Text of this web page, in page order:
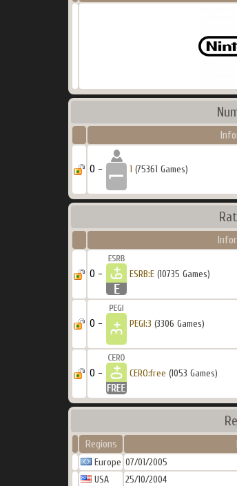
0 - 1 (75361 Games)
0 - ESRB:E (10735 Games)
0 - PEGI:3 (3306 Games)
0 - CERO:free (1053 Games)
Regions
Europe 07/01/2005
USA 25/10/2004